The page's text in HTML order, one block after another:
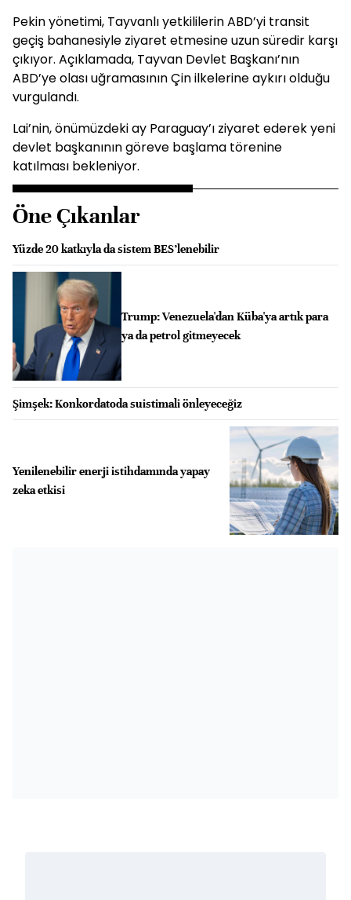
Pekin yönetimi, Tayvanlı yetkililerin ABD’yi transit
geçiş bahanesiyle ziyaret etmesine uzun süredir karşı
çıkıyor. Açıklamada, Tayvan Devlet Başkanı’nın
ABD’ye olası uğramasının Çin ilkelerine aykırı olduğu
vurgulandı.
Lai’nin, önümüzdeki ay Paraguay’ı ziyaret ederek yeni
devlet başkanının göreve başlama törenine
katılması bekleniyor.
Öne Çıkanlar
Yüzde 20 katkıyla da sistem BES’lenebilir
Trump: Venezuela'dan Küba'ya artık para
ya da petrol gitmeyecek
Şimşek: Konkordatoda suistimali önleyeceğiz
Yenilenebilir enerji istihdamında yapay
zeka etkisi